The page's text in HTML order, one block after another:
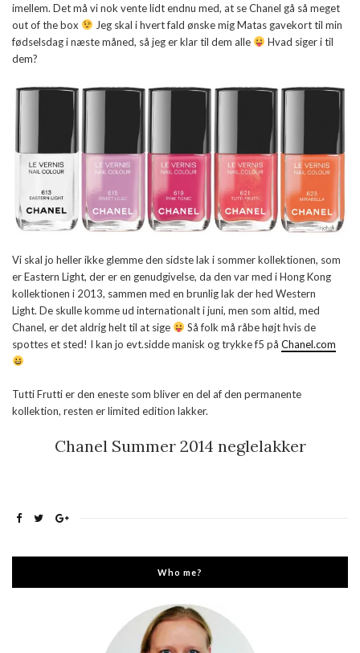
imellem. Det må vi nok vente lidt endnu med, at se Chanel gå så meget
out of the box
Jeg skal i hvert fald ønske mig Matas gavekort til min
fødselsdag i næste måned, så jeg er klar til dem alle
Hvad siger i til
dem?
Vi skal jo heller ikke glemme den sidste lak i sommer kollektionen, som
er Eastern Light, der er en genudgivelse, da den var med i Hong Kong
kollektionen i 2013, sammen med en brunlig lak der hed Western
Light. De skulle komme ud internationalt i juni, men som altid, med
Chanel, er det aldrig helt til at sige
Så folk må råbe højt hvis de
spottes et sted! I kan jo evt.sidde manisk og trykke f5 på Chanel.com
Tutti Frutti er den eneste som bliver en del af den permanente
kollektion, resten er limited edition lakker.
Chanel Summer 2014 neglelakker
Who me?